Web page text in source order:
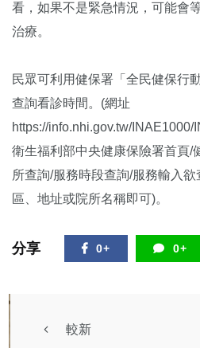
看，如果不是緊急情況，可能會
治療。
民眾可利用健保署「全民健保行
查詢看診時間。(網址
https://info.nhi.gov.tw/INAE1000/
衛生福利部中央健康保險署首頁/
所查詢/服務時段查詢/服務輸入
區、地址或院所名稱即可)。
分享 0+ 0+
較新